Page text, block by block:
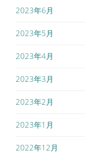
2023年6月
2023年5月
2023年4月
2023年3月
2023年2月
2023年1月
2022年12月